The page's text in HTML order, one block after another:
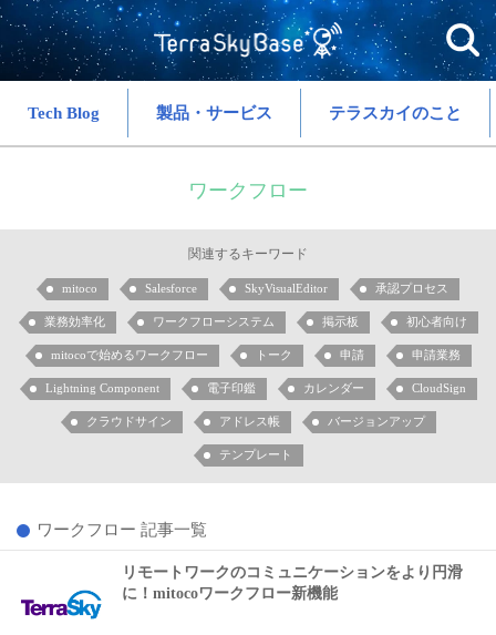
Tech Blog 製品・サービス テラスカイのこと
ワークフロー
関連するキーワード
mitoco Salesforce SkyVisualEditor 承認プロセス
業務効率化 ワークフローシステム 掲示板 初心者向け
mitocoで始めるワークフロー トーク 申請 申請業務
Lightning Component 電子印鑑 カレンダー CloudSign
クラウドサイン アドレス帳 バージョンアップ
テンプレート
ワークフロー 記事一覧
リモートワークのコミュニケーションをより円滑
に！mitocoワークフロー新機能